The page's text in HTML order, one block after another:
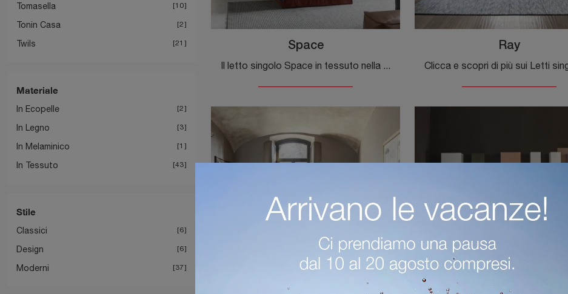
Tomasella 10
Tonin Casa 2
Twils 21
Materiale
In Ecopelle 2
In Legno 3
In Melaminico 1
In Tessuto 43
Stile
Classici 6
Design 6
Moderni 37
Space
Il letto singolo Space in tessuto nella fotografia, tra i modelli imbottiti moderni di Flexteam, è ideale per garantire il relax totale.
Ray